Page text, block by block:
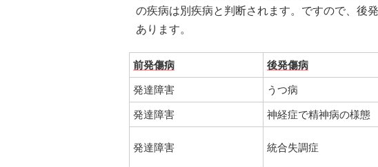
の疾病は別疾病と判断されます。ですので、後
あります。
前発傷病 後発傷病
発達障害 うつ病
発達障害 神経症で精神病の様態
発達障害 統合失調症